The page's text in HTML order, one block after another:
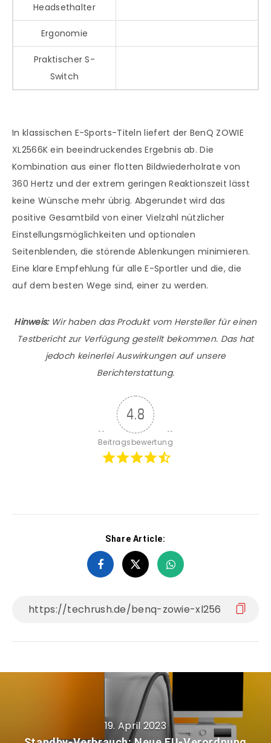
Headsethalter
Ergonomie
Praktischer S-
Switch
In klassischen E-Sports-Titeln liefert der BenQ ZOWIE
XL2566K ein beeindruckendes Ergebnis ab. Die
Kombination aus einer flotten Bildwiederholrate von
360 Hertz und der extrem geringen Reaktionszeit lässt
keine Wünsche mehr übrig. Abgerundet wird das
positive Gesamtbild von einer Vielzahl nützlicher
Einstellungsmöglichkeiten und optionalen
Seitenblenden, die störende Ablenkungen minimieren.
Eine klare Empfehlung für alle E-Sportler und die, die
auf dem besten Wege sind, einer zu werden.
Hinweis:Wir haben das Produkt vom Hersteller für einen
Testbericht zur Verfügung gestellt bekommen. Das hat
jedoch keinerlei Auswirkungen auf unsere
Berichterstattung.
4.8
Beitragsbewertung
Share Article:
19. April 2023